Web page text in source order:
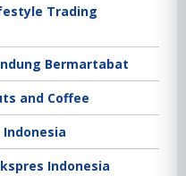
Trading
Bermartabat
and Coffee
Indonesia